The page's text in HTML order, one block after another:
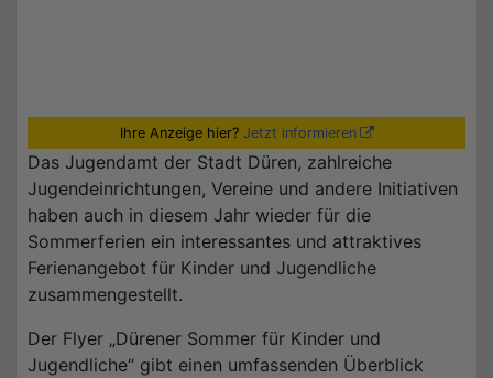
Ihre Anzeige hier? Jetzt informieren
Das Jugendamt der Stadt Düren, zahlreiche
Jugendeinrichtungen, Vereine und andere Initiativen
haben auch in diesem Jahr wieder für die
Sommerferien ein interessantes und attraktives
Ferienangebot für Kinder und Jugendliche
zusammengestellt.
Der Flyer „Dürener Sommer für Kinder und
Jugendliche“ gibt einen umfassenden Überblick